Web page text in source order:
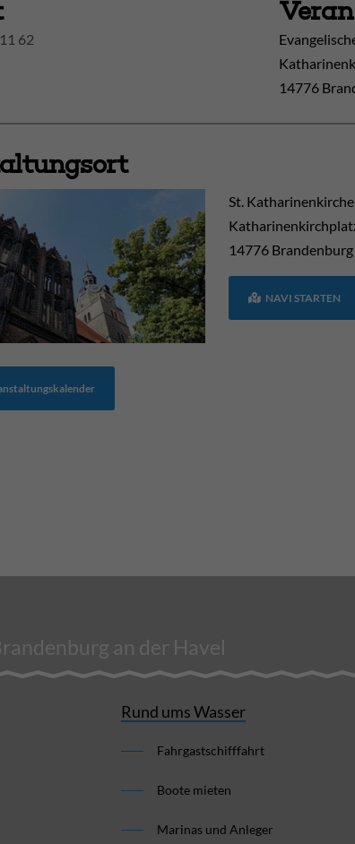
62
14776
St. Katharinenkirche
14776
NAVI STARTEN
an der Havel
Rund ums Wasser
Fahrgastschifffahrt
Boote mieten
Marinas und Anleger